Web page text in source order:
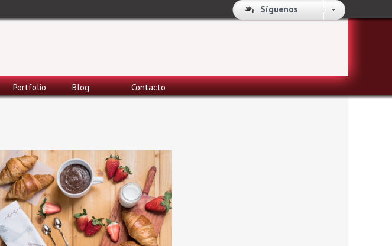
Portfolio Blog Contacto
Síguenos